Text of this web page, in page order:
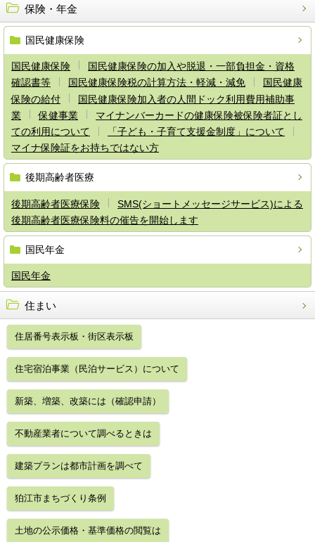
保険・年金
国民健康保険
国民健康保険
国民健康保険の加入や脱退・一部負担金・資格
確認書等
国民健康保険税の計算方法・軽減・減免
国民健康
保険の給付
国民健康保険加入者の人間ドック利用費用補助事
業
保健事業
マイナンバーカードの健康保険被保険者証とし
ての利用について
「子ども・子育て支援金制度」について
マイナ保険証をお持ちではない方
後期高齢者医療
後期高齢者医療保険
SMS(ショートメッセージサービス)による
後期高齢者医療保険料の催告を開始します
国民年金
国民年金
住まい
住居番号表示板・街区表示板
住宅宿泊事業（民泊サービス）について
新築、増築、改築には（確認申請）
不動産業者について調べるときは
建築プランは都市計画を調べて
狛江市まちづくり条例
土地の公示価格・基準価格の閲覧は